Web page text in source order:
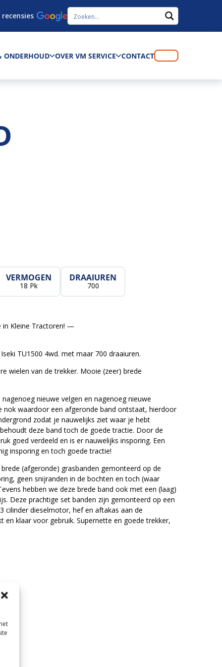
recensies
ONDERHOUD OVER VM SERVICE CONTACT
VERMOGEN
18 Pk
DRAAIUREN
700
in Kleine Tractoren! —
TU1500 4wd. met maar 700 draaiuren.
wielen van de trekker. Mooie (zeer) brede
nieuwe velgen en nagenoeg nieuwe
nok waardoor een afgeronde band ontstaat, hierdoor
zodat je nauwelijks ziet waar je hebt
deze band toch de goede tractie. Door de
goed verdeeld en is er nauwelijks insporing. Een
insporing en toch goede tractie!
(afgeronde) grasbanden gemonteerd op de
geen snijranden in de bochten en toch (waar
hebben we deze brede band ook met een (laag)
Deze prachtige set banden zijn gemonteerd op een
cilinder dieselmotor, hef en aftakas aan de
en klaar voor gebruik. Supernette en goede trekker,